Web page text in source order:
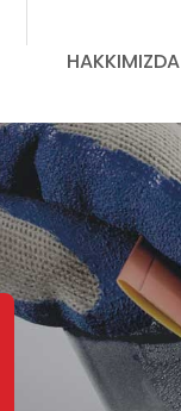
HAKKIMIZDA